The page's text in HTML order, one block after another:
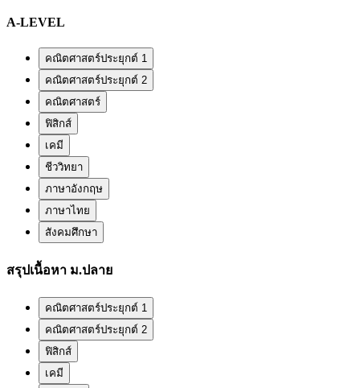
A-LEVEL
คณิตศาสตร์ประยุกต์ 1
คณิตศาสตร์ประยุกต์ 2
คณิตศาสตร์
ฟิสิกส์
เคมี
ชีววิทยา
ภาษาอังกฤษ
ภาษาไทย
สังคมศึกษา
สรุปเนื้อหา ม.ปลาย
คณิตศาสตร์ประยุกต์ 1
คณิตศาสตร์ประยุกต์ 2
ฟิสิกส์
เคมี